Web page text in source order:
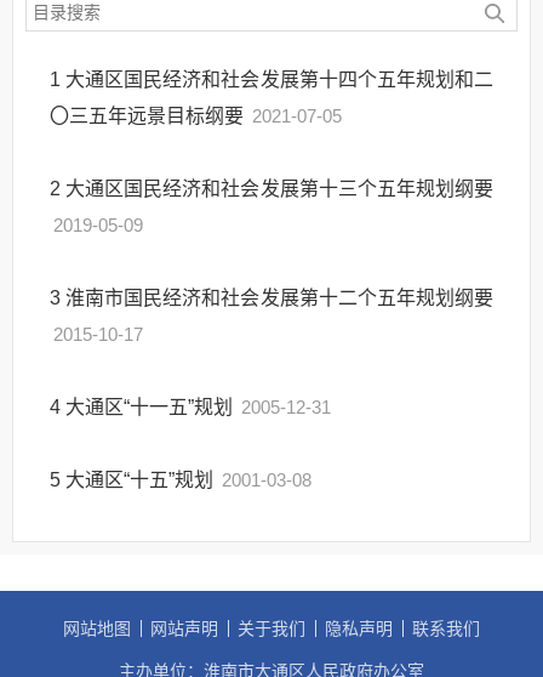
1 大通区国民经济和社会发展第十四个五年规划和二
〇三五年远景目标纲要 2021-07-05
2 大通区国民经济和社会发展第十三个五年规划纲要
2019-05-09
3 淮南市国民经济和社会发展第十二个五年规划纲要
2015-10-17
4 大通区“十一五”规划 2005-12-31
5 大通区“十五”规划 2001-03-08
网站地图 网站声明 关于我们 隐私声明 联系我们
主办单位：淮南市大通区人民政府办公室